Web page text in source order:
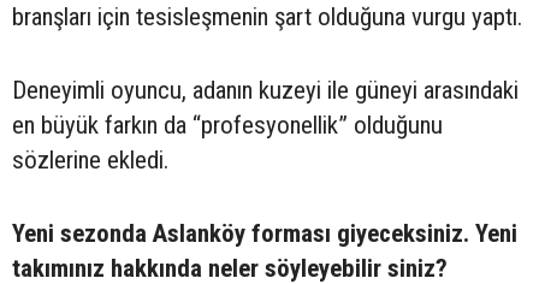
branşları için tesisleşmenin şart olduğuna vurgu yaptı.
Deneyimli oyuncu, adanın kuzeyi ile güneyi arasındaki
en büyük farkın da “profesyonellik” olduğunu
sözlerine ekledi.
Yeni sezonda Aslanköy forması giyeceksiniz. Yeni
takımınız hakkında neler söyleyebilir siniz?